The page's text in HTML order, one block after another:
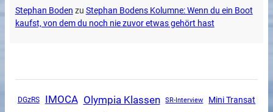
Stephan Boden zu Stephan Bodens Kolumne: Wenn du ein Boot
kaufst, von dem du noch nie zuvor etwas gehört hast
DGzRS IMOCA Olympia Klassen SR-Interview
Mini Transat